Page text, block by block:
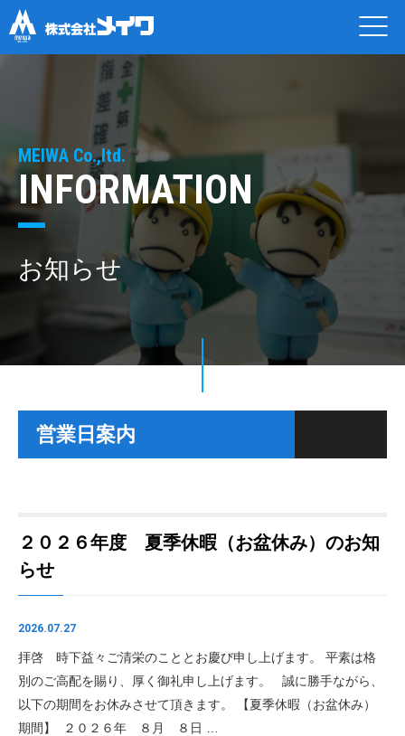
MEIWA Co.,ltd.
INFORMATION
お知らせ
営業日案内
２０２６年度 夏季休暇（お盆休み）のお知
らせ
2026.07.27
拝啓 時下益々ご清栄のこととお慶び申し上げます。 平素は格
別のご高配を賜り、厚く御礼申し上げます。 誠に勝手ながら、
以下の期間をお休みさせて頂きます。 【夏季休暇（お盆休み）
期間】 ２０２６年 ８月 ８日 …